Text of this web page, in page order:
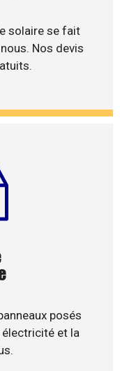
solaire se fait
Nos devis
posés
et la